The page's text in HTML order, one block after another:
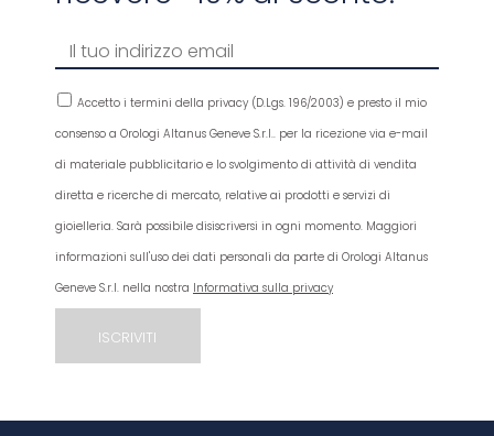
Accetto i termini della privacy (D.Lgs. 196/2003) e presto il mio
consenso a Orologi Altanus Geneve S.r.l.. per la ricezione via e-mail
di materiale pubblicitario e lo svolgimento di attività di vendita
diretta e ricerche di mercato, relative ai prodotti e servizi di
gioielleria. Sarà possibile disiscriversi in ogni momento. Maggiori
informazioni sull'uso dei dati personali da parte di Orologi Altanus
Geneve S.r.l. nella nostra Informativa sulla privacy